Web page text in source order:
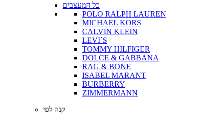
כל המעצבים
POLO RALPH LAUREN
MICHAEL KORS
CALVIN KLEIN
LEVI`S
TOMMY HILFIGER
DOLCE & GABBANA
RAG & BONE
ISABEL MARANT
BURBERRY
ZIMMERMANN
קנה לפי